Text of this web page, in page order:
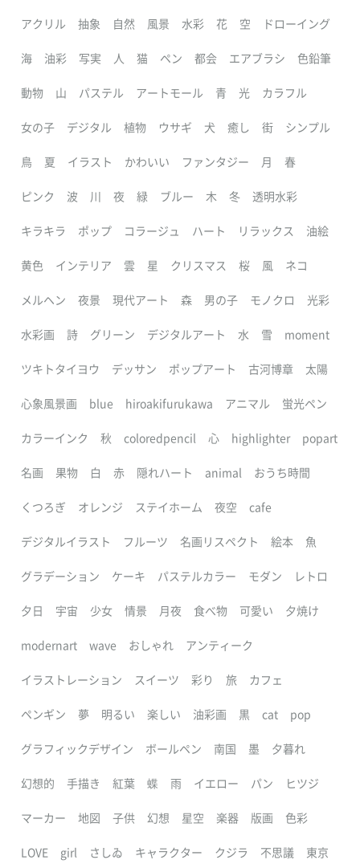
アクリル 抽象 自然 風景 水彩 花 空 ドローイング
海 油彩 写実 人 猫 ペン 都会 エアブラシ 色鉛筆
動物 山 パステル アートモール 青 光 カラフル
女の子 デジタル 植物 ウサギ 犬 癒し 街 シンプル
鳥 夏 イラスト かわいい ファンタジー 月 春
ピンク 波 川 夜 緑 ブルー 木 冬 透明水彩
キラキラ ポップ コラージュ ハート リラックス 油絵
黄色 インテリア 雲 星 クリスマス 桜 風 ネコ
メルヘン 夜景 現代アート 森 男の子 モノクロ 光彩
水彩画 詩 グリーン デジタルアート 水 雪 moment
ツキトタイヨウ デッサン ポップアート 古河博章 太陽
心象風景画 blue hiroakifurukawa アニマル 蛍光ペン
カラーインク 秋 coloredpencil 心 highlighter popart
名画 果物 白 赤 隠れハート animal おうち時間
くつろぎ オレンジ ステイホーム 夜空 cafe
デジタルイラスト フルーツ 名画リスペクト 絵本 魚
グラデーション ケーキ パステルカラー モダン レトロ
夕日 宇宙 少女 情景 月夜 食べ物 可愛い 夕焼け
modernart wave おしゃれ アンティーク
イラストレーション スイーツ 彩り 旅 カフェ
ペンギン 夢 明るい 楽しい 油彩画 黒 cat pop
グラフィックデザイン ボールペン 南国 墨 夕暮れ
幻想的 手描き 紅葉 蝶 雨 イエロー パン ヒツジ
マーカー 地図 子供 幻想 星空 楽器 版画 色彩
LOVE girl さしゐ キャラクター クジラ 不思議 東京